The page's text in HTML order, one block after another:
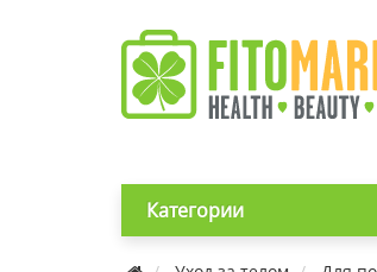
Категории